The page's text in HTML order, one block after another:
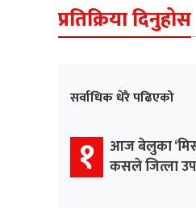
प्रतिक्रिया दिनुहोस
सर्वाधिक धेरै पढिएको
१ आज बेलुका ‘मिस
कसले जित्ला